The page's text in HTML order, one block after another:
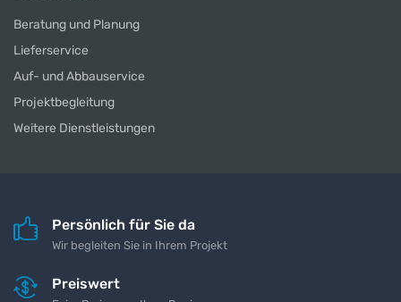
Beratung und Planung
Lieferservice
Auf- und Abbauservice
Projektbegleitung
Weitere Dienstleistungen
Persönlich für Sie da
Wir begleiten Sie in Ihrem Projekt
Preiswert